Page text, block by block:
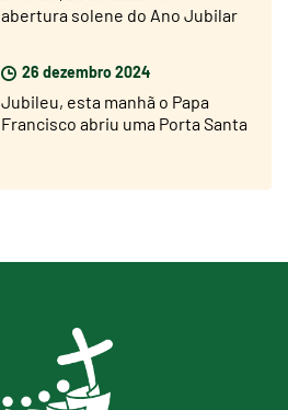
abertura solene do Ano Jubilar
26 dezembro 2024
Jubileu, esta manhã o Papa
Francisco abriu uma Porta Santa